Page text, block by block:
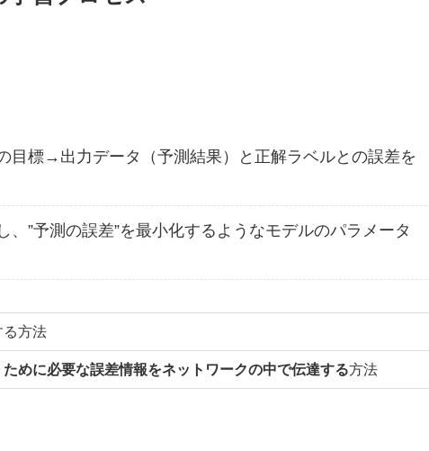
目標→出力データ（予測結果）と正解ラベルとの誤差を
”予測の誤差”を最小化するようなモデルのパラメータ
る方法
めに必要な誤差情報をネットワークの中で伝達する方法